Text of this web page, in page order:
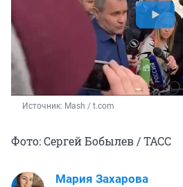
Источник: Mash / t.com
Фото: Сергей Бобылев / ТАСС
Мария Захарова